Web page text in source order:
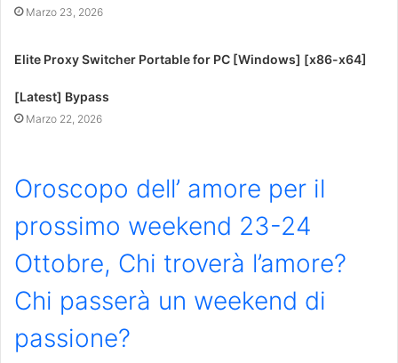
Marzo 23, 2026
Elite Proxy Switcher Portable for PC [Windows] [x86-x64]
[Latest] Bypass
Marzo 22, 2026
Oroscopo dell’ amore per il
prossimo weekend 23-24
Ottobre, Chi troverà l’amore?
Chi passerà un weekend di
passione?